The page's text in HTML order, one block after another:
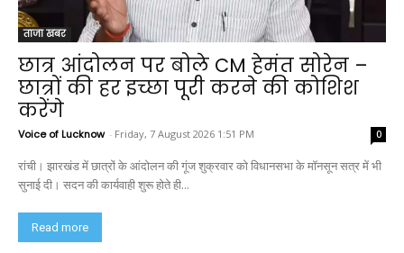
ताजा खबर
छात्र आंदोलन पर बोले CM हेमंत सोरेन –
छात्रों की हर इच्छा पूरी करने की कोशिश
करेंगे
Voice of Lucknow - Friday, 7 August 2026 1:51 PM 0
रांची। झारखंड में छात्रों के आंदोलन की गूंज शुक्रवार को विधानसभा के मॉनसून सत्र में भी
सुनाई दी। सदन की कार्यवाही शुरू होते ही...
Read more